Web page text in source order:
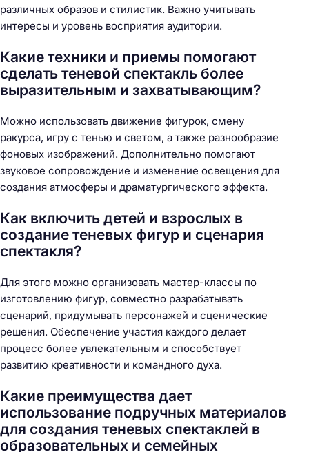
различных образов и стилистик. Важно учитывать
интересы и уровень восприятия аудитории.
Какие техники и приемы помогают
сделать теневой спектакль более
выразительным и захватывающим?
Можно использовать движение фигурок, смену
ракурса, игру с тенью и светом, а также разнообразие
фоновых изображений. Дополнительно помогают
звуковое сопровождение и изменение освещения для
создания атмосферы и драматургического эффекта.
Как включить детей и взрослых в
создание теневых фигур и сценария
спектакля?
Для этого можно организовать мастер-классы по
изготовлению фигур, совместно разрабатывать
сценарий, придумывать персонажей и сценические
решения. Обеспечение участия каждого делает
процесс более увлекательным и способствует
развитию креативности и командного духа.
Какие преимущества дает
использование подручных материалов
для создания теневых спектаклей в
образовательных и семейных